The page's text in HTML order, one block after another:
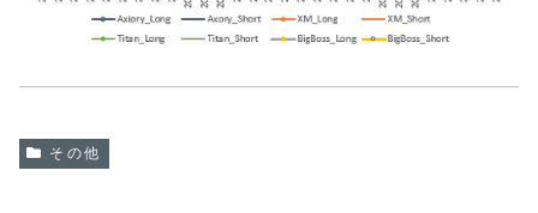
その他